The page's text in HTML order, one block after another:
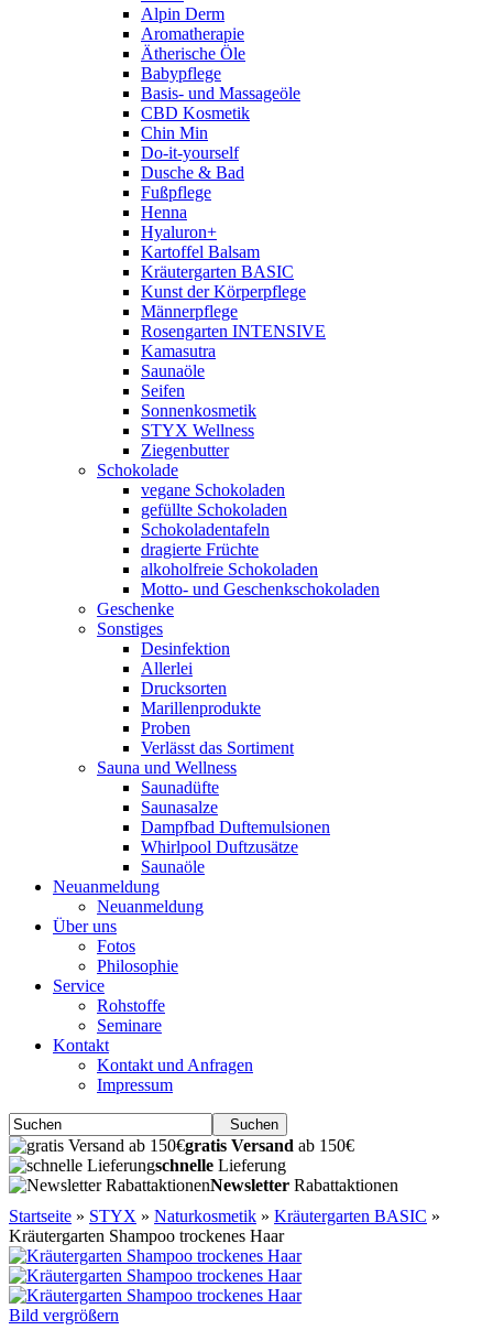
Alpin Derm
Aromatherapie
Ätherische Öle
Babypflege
Basis- und Massageöle
CBD Kosmetik
Chin Min
Do-it-yourself
Dusche & Bad
Fußpflege
Henna
Hyaluron+
Kartoffel Balsam
Kräutergarten BASIC
Kunst der Körperpflege
Männerpflege
Rosengarten INTENSIVE
Kamasutra
Saunaöle
Seifen
Sonnenkosmetik
STYX Wellness
Ziegenbutter
Schokolade
vegane Schokoladen
gefüllte Schokoladen
Schokoladentafeln
dragierte Früchte
alkoholfreie Schokoladen
Motto- und Geschenkschokoladen
Geschenke
Sonstiges
Desinfektion
Allerlei
Drucksorten
Marillenprodukte
Proben
Verlässt das Sortiment
Sauna und Wellness
Saunadüfte
Saunasalze
Dampfbad Duftemulsionen
Whirlpool Duftzusätze
Saunaöle
Neuanmeldung
Neuanmeldung
Über uns
Fotos
Philosophie
Service
Rohstoffe
Seminare
Kontakt
Kontakt und Anfragen
Impressum
Suchen
gratis Versand ab 150€
schnelle Lieferung
Newsletter Rabattaktionen
Startseite » STYX » Naturkosmetik » Kräutergarten BASIC »
Kräutergarten Shampoo trockenes Haar
Bild vergrößern